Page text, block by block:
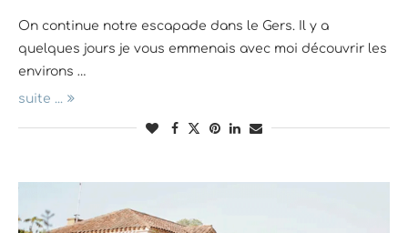
On continue notre escapade dans le Gers. Il y a
quelques jours je vous emmenais avec moi découvrir les
environs …
suite ...